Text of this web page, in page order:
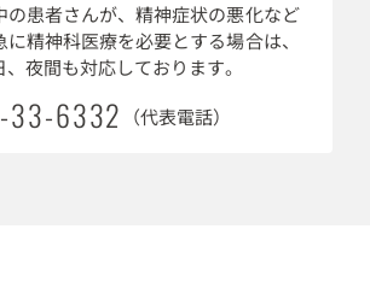
の患者さんが、精神症状の悪化など
精神科医療を必要とする場合は、
夜間も対応しております。
33-6332 （代表電話）